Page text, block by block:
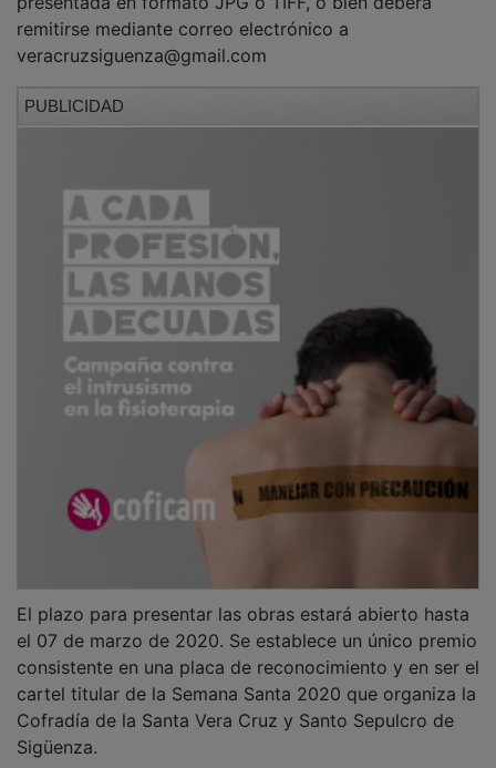
remitirse mediante correo electrónico a
veracruzsiguenza@gmail.com
el 07 de marzo de 2020. Se establece un único premio
consistente en una placa de reconocimiento y en ser el
cartel titular de la Semana Santa 2020 que organiza la
Cofradía de la Santa Vera Cruz y Santo Sepulcro de
Sigüenza.